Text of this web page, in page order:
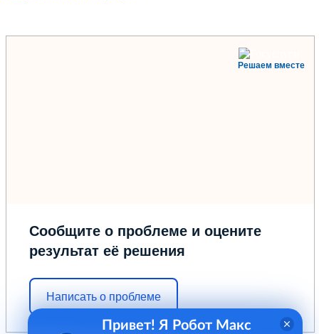
Решаем вместе
Сообщите о проблеме и оцените
результат её решения
Написать о проблеме
Привет! Я Робот Макс